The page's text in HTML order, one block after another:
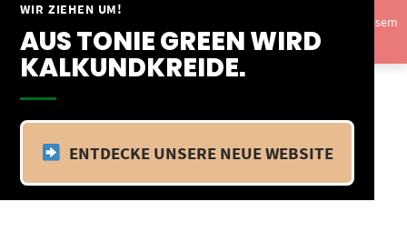
WIR ZIEHEN UM!
AUS TONIE GREEN WIRD
KALKUNDKREIDE.
ENTDECKE UNSERE NEUE WEBSITE
Springe
Inhalt
Vom 09.04.25 - 20.04.25 befinden wir uns im Betriebsurlaub. In diesem
Zeitraum findet kein Versand statt.Ausblenden